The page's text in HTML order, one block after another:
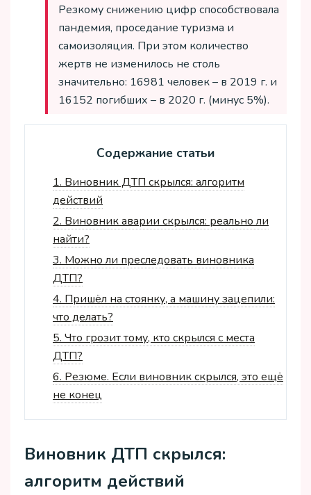
Резкому снижению цифр способствовала
пандемия, проседание туризма и
самоизоляция. При этом количество
жертв не изменилось не столь
значительно: 16981 человек – в 2019 г. и
16152 погибших – в 2020 г. (минус 5%).
Содержание статьи
1. Виновник ДТП скрылся: алгоритм
действий
2. Виновник аварии скрылся: реально ли
найти?
3. Можно ли преследовать виновника
ДТП?
4. Пришёл на стоянку, а машину зацепили:
что делать?
5. Что грозит тому, кто скрылся с места
ДТП?
6. Резюме. Если виновник скрылся, это ещё
не конец
Виновник ДТП скрылся:
алгоритм действий